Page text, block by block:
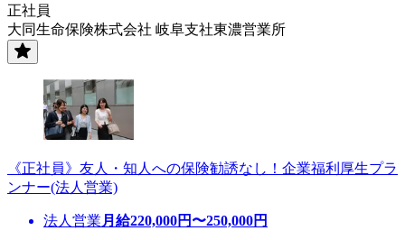
正社員
大同生命保険株式会社 岐阜支社東濃営業所
《正社員》友人・知人への保険勧誘なし！企業福利厚生プラ
ンナー(法人営業)
法人営業 月給220,000円〜250,000円